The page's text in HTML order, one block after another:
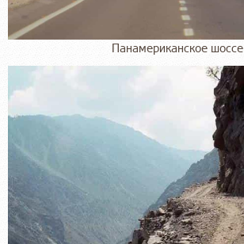
Панамериканское шоссе